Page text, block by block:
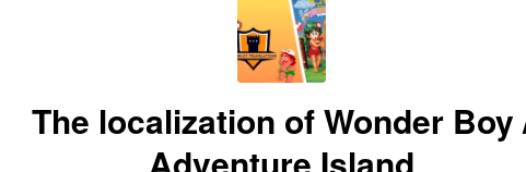
The localization of Wonder Boy